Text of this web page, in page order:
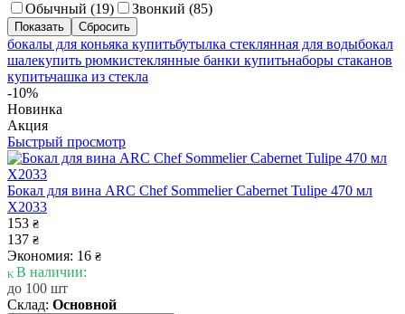
Обычный (19) Звонкий (85)
бокалы для коньяка купитьбутылка стеклянная для водыбокал
шалекупить рюмкистеклянные банки купитьнаборы стаканов
купитьчашка из стекла
-10%
Новинка
Акция
Быстрый просмотр
Бокал для вина ARC Chef Sommelier Cabernet Tulipe 470 мл
X2033
153 ₴
137 ₴
Экономия: 16 ₴
В наличии:
до 100 шт
Склад: Основной